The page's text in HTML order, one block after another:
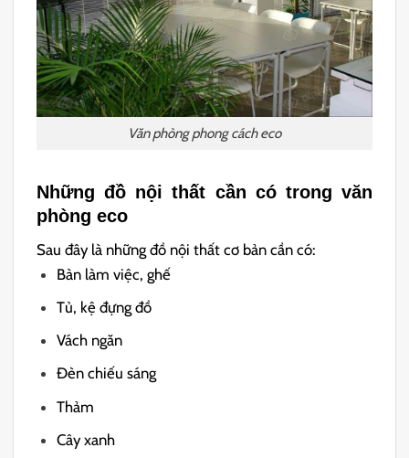
Văn phòng phong cách eco
Những đồ nội thất cần có trong văn
phòng eco
Sau đây là những đồ nội thất cơ bản cần có:
Bàn làm việc, ghế
Tủ, kệ đựng đồ
Vách ngăn
Đèn chiếu sáng
Thảm
Cây xanh